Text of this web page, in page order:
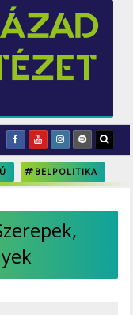
BELPOLITIKA